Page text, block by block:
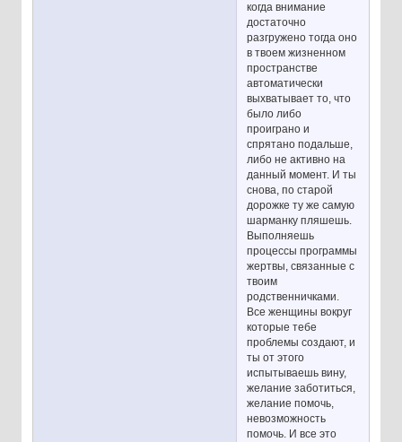
когда внимание
достаточно
разгружено тогда оно
в твоем жизненном
пространстве
автоматически
выхватывает то, что
было либо
проиграно и
спрятано подальше,
либо не активно на
данный момент. И ты
снова, по старой
дорожке ту же самую
шарманку пляшешь.
Выполняешь
процессы программы
жертвы, связанные с
твоим
родственничками.
Все женщины вокруг
которые тебе
проблемы создают, и
ты от этого
испытываешь вину,
желание заботиться,
желание помочь,
невозможность
помочь. И все это